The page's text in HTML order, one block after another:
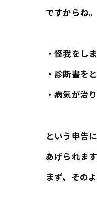
ですからね。
・怪我をし
・診断書を
・病気が治
という申告
あげられます
まず、その